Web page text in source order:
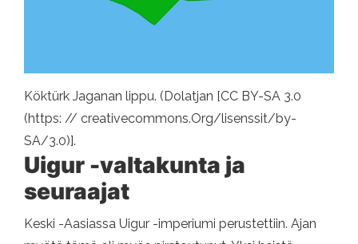
Köktürk Jaganan lippu. (Dolatjan [CC BY-SA 3.0
(https: // creativecommons.Org/lisenssit/by-
SA/3.0)].
Uigur -valtakunta ja
seuraajat
Keski -Aasiassa Uigur -imperiumi perustettiin. Ajan